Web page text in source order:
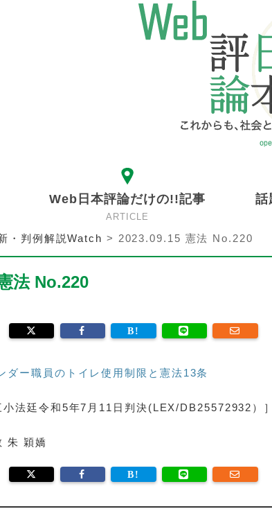
Web日本評論だけの!!記事
ARTICLE
話
・判例解説Watch > 2023.09.15 憲法 No.220
法 No.220
ダー職員のトイレ使用制限と憲法13条
小法廷令和5年7月11日判決(LEX/DB25572932）］
朱 穎嬌